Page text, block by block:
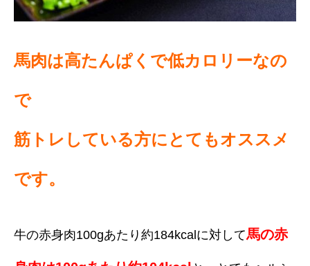
馬肉は高たんぱくで低カロリーなの
で
筋トレしている方にとてもオススメ
です。
牛の赤身肉100gあたり約184kcalに対して馬の赤